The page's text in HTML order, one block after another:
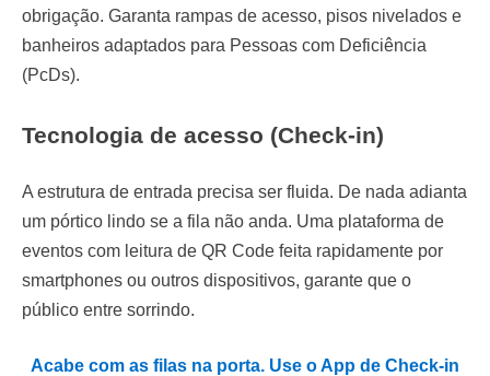
obrigação. Garanta rampas de acesso, pisos nivelados e
banheiros adaptados para Pessoas com Deficiência
(PcDs).
Tecnologia de acesso (Check-in)
A estrutura de entrada precisa ser fluida. De nada adianta
um pórtico lindo se a fila não anda. Uma plataforma de
eventos com leitura de QR Code feita rapidamente por
smartphones ou outros dispositivos, garante que o
público entre sorrindo.
Acabe com as filas na porta. Use o App de Check-in